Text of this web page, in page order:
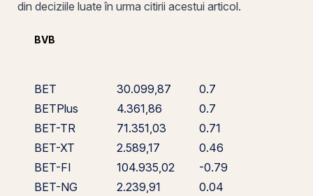
din deciziile luate în urma citirii acestui articol.
BVB
BET 30.099,87
0.7
BETPlus
4.361,86
0.7
BET-TR
71.351,03
0.71
BET-XT
2.589,17
0.46
BET-FI
104.935,02
-0.79
BET-NG
2.239,91
0.04